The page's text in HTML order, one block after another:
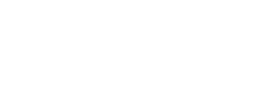
了承ください。
き作成されるも
をご了承くださ
1000ppm以下、
) : 1000ppm、
、
可)を取得する
これらの製造装